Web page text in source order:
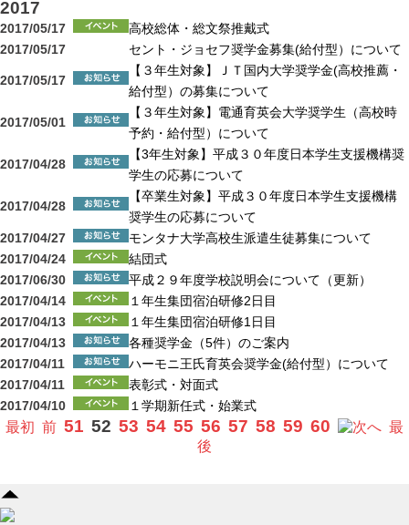
2017
2017/05/17
高校総体・総文祭推戴式
2017/05/17
セント・ジョセフ奨学金募集(給付型）について
2017/05/17
【３年生対象】ＪＴ国内大学奨学金(高校推薦・
給付型）の募集について
2017/05/01
【３年生対象】電通育英会大学奨学生（高校時
予約・給付型）について
2017/04/28
【3年生対象】平成３０年度日本学生支援機構奨
学生の応募について
2017/04/28
【卒業生対象】平成３０年度日本学生支援機構
奨学生の応募について
2017/04/27
モンタナ大学高校生派遣生徒募集について
2017/04/24
結団式
2017/06/30
平成２９年度学校説明会について（更新）
2017/04/14
１年生集団宿泊研修2日目
2017/04/13
１年生集団宿泊研修1日目
2017/04/13
各種奨学金（5件）のご案内
2017/04/11
ハーモニ王氏育英会奨学金(給付型）について
2017/04/11
表彰式・対面式
2017/04/10
１学期新任式・始業式
最初 前 51 52 53 54 55 56 57 58 59 60 へ 最
後